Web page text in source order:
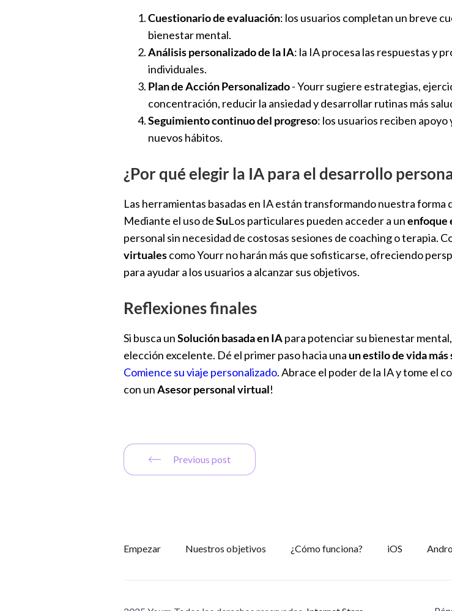
Cuestionario de evaluación: los usuarios completan un breve
bienestar mental.
Análisis personalizado de la IA: la IA procesa las respuestas y
individuales.
Plan de Acción Personalizado- Yourr sugiere estrategias,
concentración, reducir la ansiedad y desarrollar rutinas más
Seguimiento continuo del progreso: los usuarios reciben
nuevos hábitos.
¿Por qué elegir la IA para el desarrollo
Las herramientas basadas en IA están transformando nuestra
Mediante el uso deSuLos particulares pueden acceder a unenfoque
personal sin necesidad de costosas sesiones de coaching o terapia.
virtualescomo Yourr no harán más que sofisticarse, ofreciendo
para ayudar a los usuarios a alcanzar sus objetivos.
Reflexiones finales
Si busca unSolución basada en IApara potenciar su bienestar
elección excelente. Dé el primer paso hacia una un estilo de vida
Comience su viaje personalizado. Abrace el poder de la IA y tome el
con unAsesor personal virtual!
Previous post
Empezar Nuestros objetivos ¿Cómo funciona? iOS